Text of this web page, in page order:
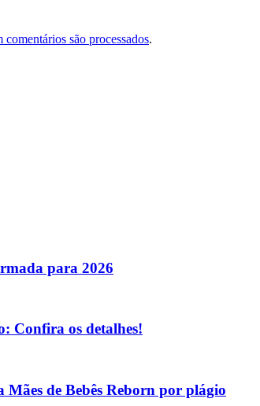
comentários são processados.
para 2026
Confira os detalhes!
Mães de Bebês Reborn por plágio